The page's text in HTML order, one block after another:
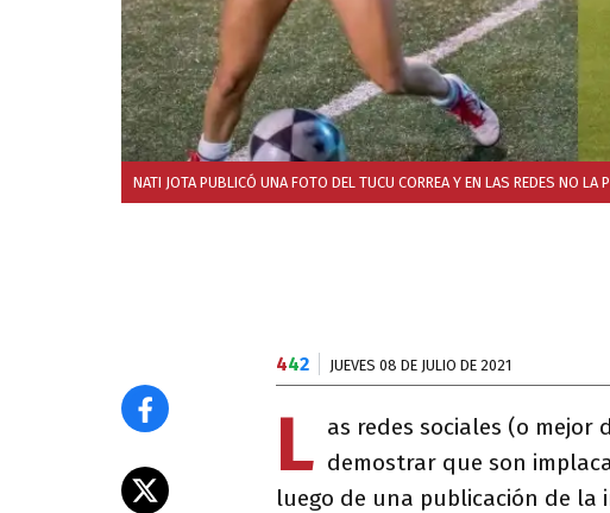
NATI JOTA PUBLICÓ UNA FOTO DEL TUCU CORREA Y EN LAS REDES NO
442 JUEVES 08 DE JULIO DE 2021
L as redes sociales (o mejor
demostrar que son
luego de una publicación de